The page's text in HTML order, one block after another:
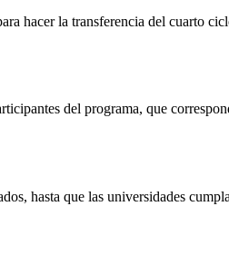
hacer la transferencia del cuarto
del programa, que
hasta que las universidades